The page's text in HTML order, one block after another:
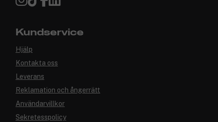
Kundservice
Hjälp
Kontakta oss
Leverans
Reklamation och ångerrätt
Användarvillkor
Sekretesspolicy